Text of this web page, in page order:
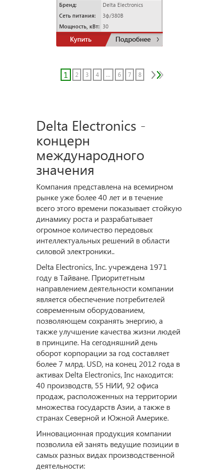
Delta Electronics -
концерн
международного
значения
Компания представлена на всемирном
рынке уже более 40 лет и в течение
всего этого времени показывает стойкую
динамику роста и разрабатывает
огромное количество передовых
интеллектуальных решений в области
силовой электроники..
Delta Electronics, Inc. учреждена 1971
году в Тайване. Приоритетным
направлением деятельности компании
является обеспечение потребителей
современным оборудованием,
позволяющем сохранять энергию, а
также улучшение качества жизни людей
в принципе. На сегодняшний день
оборот корпорации за год составляет
более 7 млрд. USD, на конец 2012 года в
активах Delta Electronics, Inc находится:
40 производств, 55 НИИ, 92 офиса
продаж, расположенных на территории
множества государств Азии, а также в
странах Северной и Южной Америке.
Инновационная продукция компании
позволила ей занять ведущие позиции в
самых разных видах производственной
деятельности:
Бренд: Delta Electronics
Сеть питания: 3ф/380В
Мощность, кВт: 30
Купить Подробнее
1 2 3 4 ... 6 7 8